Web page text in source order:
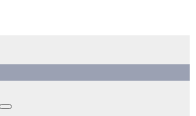
汽车，HMI，人车交互，智能车